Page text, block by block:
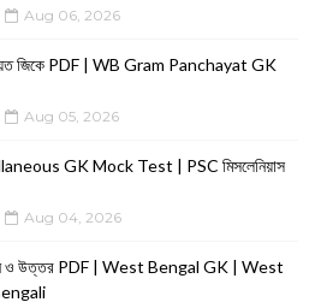
Aug 06, 2026
জিকে PDF | WB Gram Panchayat GK
Aug 05, 2026
GK Mock Test | PSC মিসলেনিয়াস
Aug 04, 2026
ও উত্তর PDF | West Bengal GK | West